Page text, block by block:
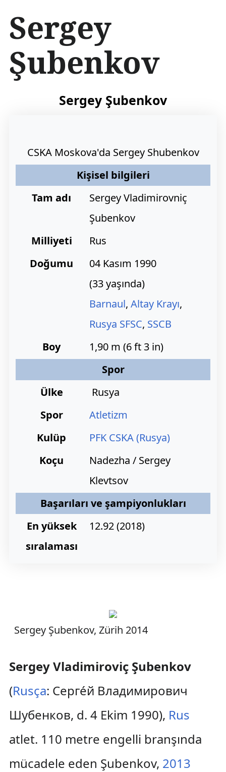
ç
e
r
ğ
e
Sergey
Şubenkov
Sergey Şubenkov
CSKA Moskova'da Sergey Shubenkov
Kişisel bilgileri
Tam adı
Sergey Vladimirovniç
Şubenkov
Milliyeti
Rus
Doğumu
04 Kasım 1990
(33 yaşında)
Barnaul, Altay Krayı,
Rusya SFSC, SSCB
Boy
1,90 m (6 ft 3 in)
Spor
Ülke
Rusya
Spor
Atletizm
Kulüp
PFK CSKA (Rusya)
Koçu
Nadezha / Sergey
Klevtsov
Başarıları ve şampiyonlukları
En yüksek
sıralaması
12.92 (2018)
Sergey Şubenkov, Zürih 2014
Sergey Vladimiroviç Şubenkov
(Rusça: Серге́й Владимирович
Шубенков, d. 4 Ekim 1990), Rus
atlet. 110 metre engelli branşında
mücadele eden Şubenkov, 2013